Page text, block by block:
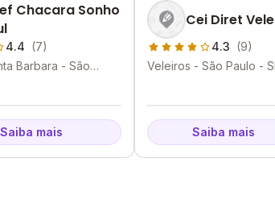
Chacara Sonho
4.4 (7)
Barbara - São
Saiba mais
Cei Diret
4.3 (9)
Veleiros - São Paulo -
Saiba mais